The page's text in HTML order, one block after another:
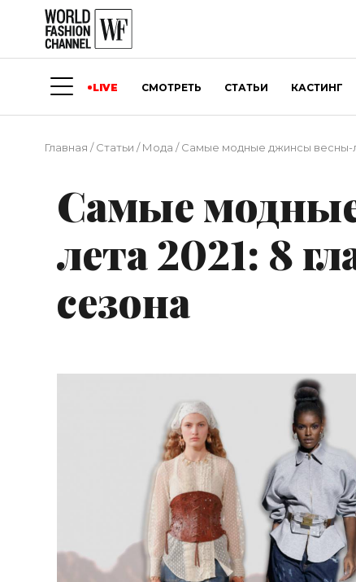
LIVE СМОТРЕТЬ СТАТЬИ КАСТИНГ
Главная /Статьи /Мода /Самые модные джинсы весны-
Самые
лета 2021: 8
сезона